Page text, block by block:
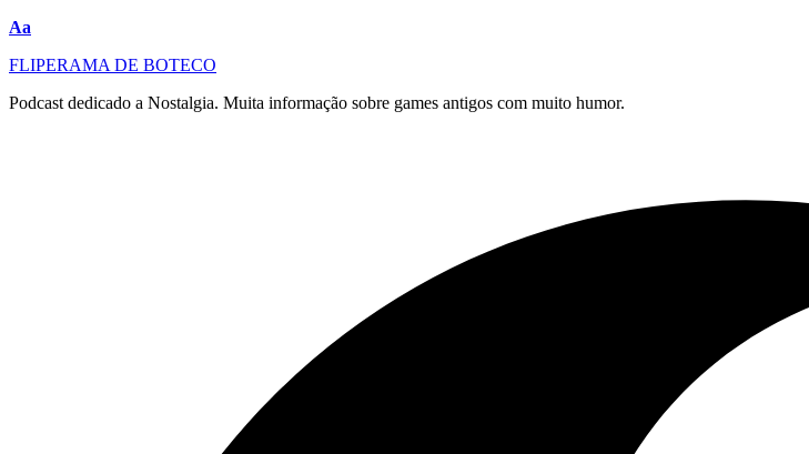
Redimensionar
Aa
FLIPERAMA DE BOTECO
Podcast dedicado a Nostalgia. Muita informação sobre games antigos com muito humor.